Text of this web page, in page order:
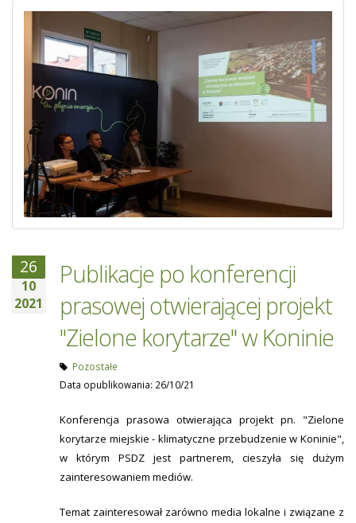
26
10
2021
Publikacje po konferencji
prasowej otwierającej projekt
"Zielone korytarze" w Koninie
Pozostałe
Data opublikowania: 26/10/21
Konferencja prasowa otwierająca projekt pn. "Zielone
korytarze miejskie - klimatyczne przebudzenie w Koninie",
w którym PSDZ jest partnerem, cieszyła się dużym
zainteresowaniem mediów.
Temat zainteresował zarówno media lokalne i związane z